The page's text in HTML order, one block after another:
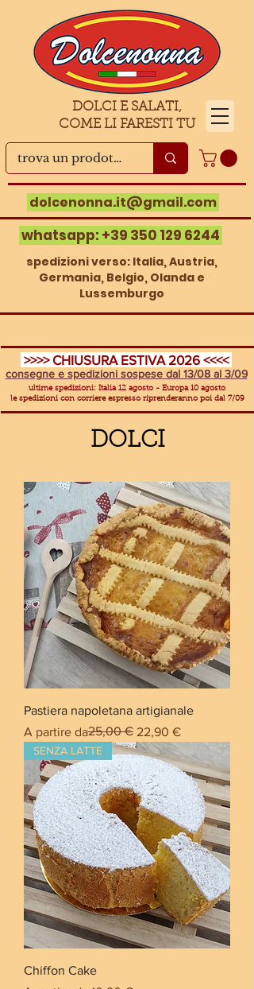
DOLCI E SALATI,
COME LI FARESTI TU
whatsapp: +39 350 129 6244
dolcenonna.it@gmail.com
spedizioni verso: Italia, Austria,
Germania, Belgio, Olanda e
Lussemburgo
ultime spedizioni: Italia 12 agosto - Europa 10 agosto
le spedizioni con corriere espresso riprenderanno poi dal 7/09
>>>> CHIUSURA ESTIVA 2026 <<<<
consegne e spedizioni sospese dal 13/08 al 3/09
DOLCI
Pastiera napoletana artigianale
A partire da
Prezzo regolare25,00 € 22,90 €
Prezzo scontato
SENZA LATTE
Chiffon Cake